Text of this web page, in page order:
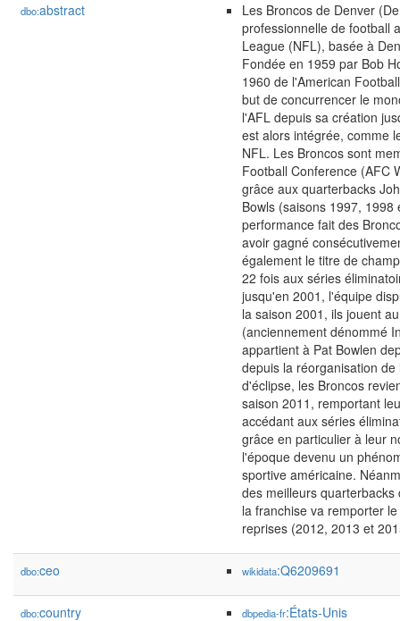
dbo:abstract
Les Broncos de Denver
professionnelle de football
League (NFL), basée à
Fondée en 1959 par Bob
1960 de l'American
but de concurrencer le
l'AFL depuis sa création
est alors intégrée, comme
NFL. Les Broncos sont
Football Conference (AFC
grâce aux quarterbacks
Bowls (saisons 1997,
performance fait des
avoir gagné
également le titre de
22 fois aux séries
jusqu'en 2001, l'équipe
la saison 2001, ils jouent
(anciennement dénommé
appartient à Pat Bowlen
depuis la réorganisation
d'éclipse, les Broncos
saison 2011, remportant
accédant aux séries
grâce en particulier à leur
l'époque devenu un
sportive américaine.
des meilleurs
la franchise va remporter
reprises (2012, 2013 et
dbo:ceo wikidata:Q6209691
dbo:country dbpedia-fr:États-Unis